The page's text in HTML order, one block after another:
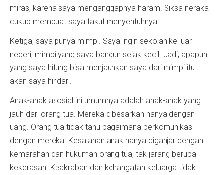
miras, karena saya menganggapnya haram. Siksa neraka
cukup membuat saya takut menyentuhnya.
Ketiga, saya punya mimpi. Saya ingin sekolah ke luar
negeri, mimpi yang saya bangun sejak kecil. Jadi, apapun
yang saya hitung bisa menjauhkan saya dari mimpi itu
akan saya hindari.
Anak-anak asosial ini umumnya adalah anak-anak yang
jauh dari orang tua. Mereka dibesarkan hanya dengan
uang. Orang tua tidak tahu bagaimana berkomunikasi
dengan mereka. Kesalahan anak hanya diganjar dengan
kemarahan dan hukuman orang tua, tak jarang berupa
kekerasan. Keakraban dan kehangatan keluarga tidak